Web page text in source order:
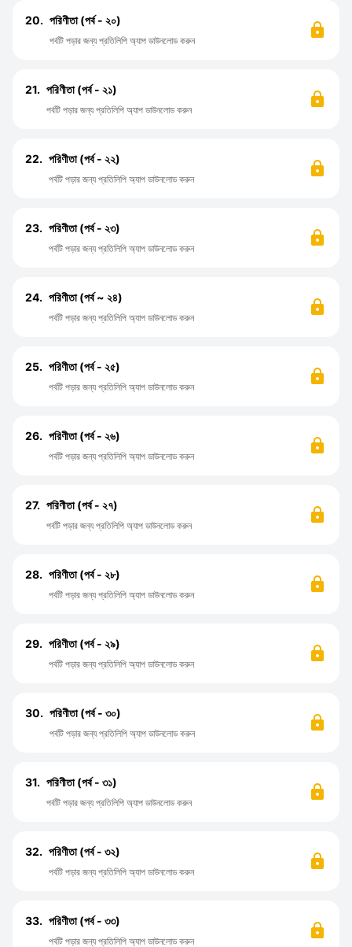
20. পরিণীতা (পর্ব - ২০)
পর্বটি পড়ার জন্য প্রতিলিপি অ্যাপ ডাউনলোড করুন
21. পরিণীতা (পর্ব - ২১)
পর্বটি পড়ার জন্য প্রতিলিপি অ্যাপ ডাউনলোড করুন
22. পরিণীতা (পর্ব - ২২)
পর্বটি পড়ার জন্য প্রতিলিপি অ্যাপ ডাউনলোড করুন
23. পরিণীতা (পর্ব - ২৩)
পর্বটি পড়ার জন্য প্রতিলিপি অ্যাপ ডাউনলোড করুন
24. পরিণীতা (পর্ব ~ ২৪)
পর্বটি পড়ার জন্য প্রতিলিপি অ্যাপ ডাউনলোড করুন
25. পরিণীতা (পর্ব - ২৫)
পর্বটি পড়ার জন্য প্রতিলিপি অ্যাপ ডাউনলোড করুন
26. পরিণীতা (পর্ব - ২৬)
পর্বটি পড়ার জন্য প্রতিলিপি অ্যাপ ডাউনলোড করুন
27. পরিণীতা (পর্ব - ২৭)
পর্বটি পড়ার জন্য প্রতিলিপি অ্যাপ ডাউনলোড করুন
28. পরিণীতা (পর্ব - ২৮)
পর্বটি পড়ার জন্য প্রতিলিপি অ্যাপ ডাউনলোড করুন
29. পরিণীতা (পর্ব - ২৯)
পর্বটি পড়ার জন্য প্রতিলিপি অ্যাপ ডাউনলোড করুন
30. পরিণীতা (পর্ব - ৩০)
পর্বটি পড়ার জন্য প্রতিলিপি অ্যাপ ডাউনলোড করুন
31. পরিণীতা (পর্ব - ৩১)
পর্বটি পড়ার জন্য প্রতিলিপি অ্যাপ ডাউনলোড করুন
32. পরিণীতা (পর্ব - ৩২)
পর্বটি পড়ার জন্য প্রতিলিপি অ্যাপ ডাউনলোড করুন
33. পরিণীতা (পর্ব - ৩৩)
পর্বটি পড়ার জন্য প্রতিলিপি অ্যাপ ডাউনলোড করুন